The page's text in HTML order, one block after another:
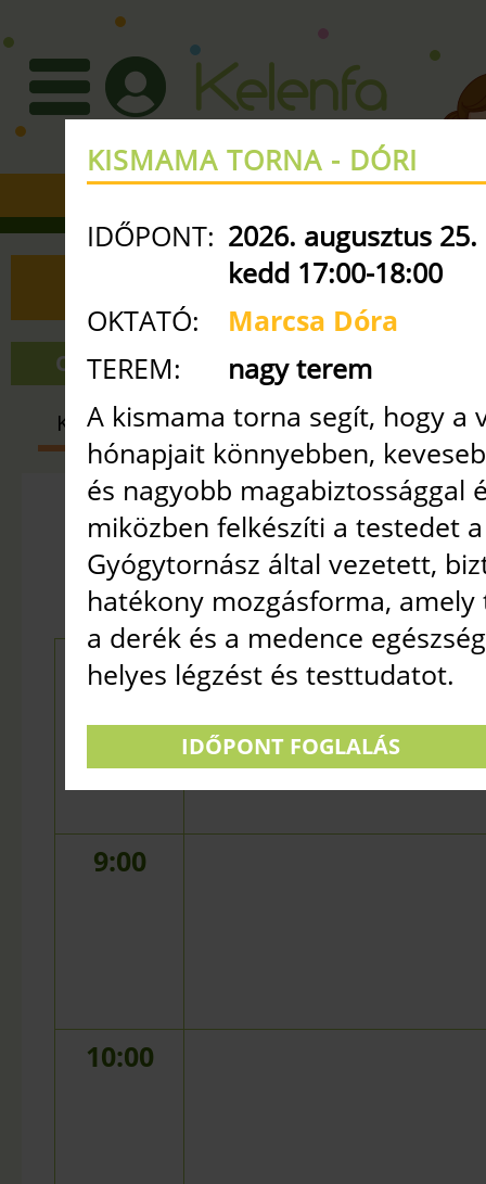
ÓRAREND
ONLINE ÓRÁK NAGY TEREM
KISMAMA BABA-MAMA
NAGY
2026. AUGUSZTUS 9.•
8:00
9:00
10:00
KISMAMA TORNA - DÓRI
IDŐPONT: 2026. augusztus 25.
kedd 17:00-18:00
OKTATÓ:
Marcsa Dóra
TEREM:
nagy terem
A kismama torna segít, hogy a
hónapjait könnyebben,
és nagyobb magabiztossággal
miközben felkészíti a testedet
Gyógytornász által vezetett,
hatékony mozgásforma,
a derék és a medence
helyes légzést és testtudatot.
IDŐPONT FOGLALÁS